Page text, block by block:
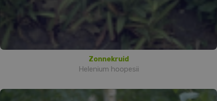
Zonnekruid
Helenium hoopesii